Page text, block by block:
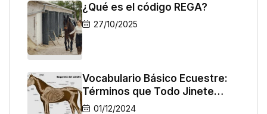
¿Qué es el código REGA?
27/10/2025
Vocabulario Básico Ecuestre:
Términos que Todo Jinete
Debe Conocer
01/12/2024